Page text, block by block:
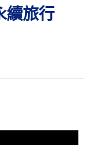
續旅行